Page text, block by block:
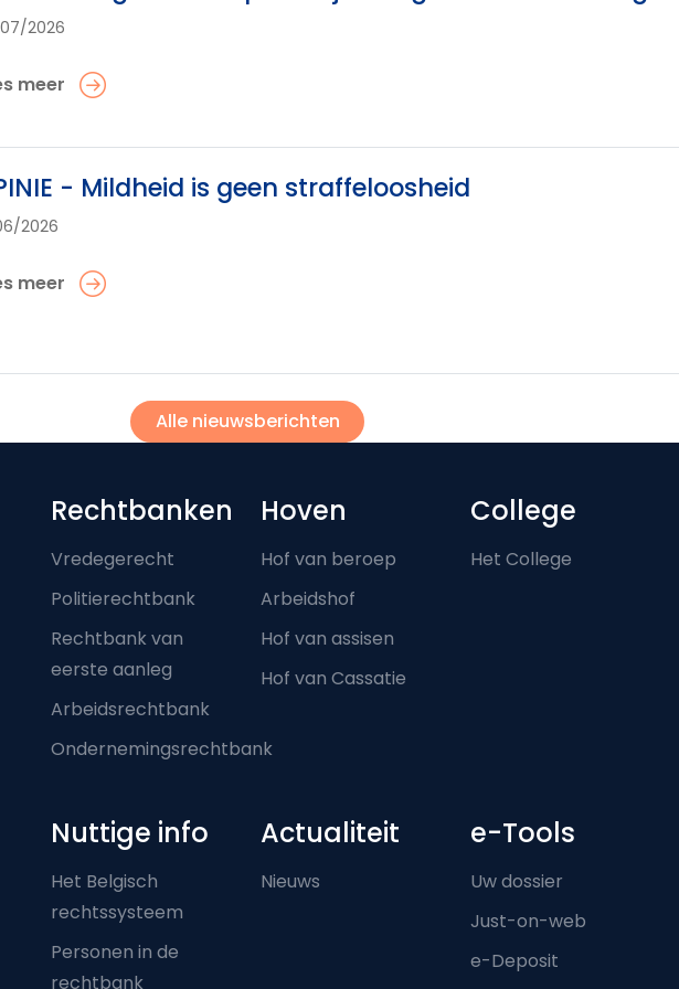
2026
meer
- Mildheid is geen straffeloosheid
2026
meer
Alle nieuwsberichten
Footer-menu
Rechtbanken
Vredegerecht
Politierechtbank
Rechtbank van
eerste aanleg
Arbeidsrechtbank
Ondernemingsrechtbank
Hoven
Hof van beroep
Arbeidshof
Hof van assisen
Hof van Cassatie
College
Het College
Nuttige info
Het Belgisch
rechtssysteem
Personen in de
rechtbank
Actualiteit
Nieuws
e-Tools
Uw dossier
Just-on-web
e-Deposit